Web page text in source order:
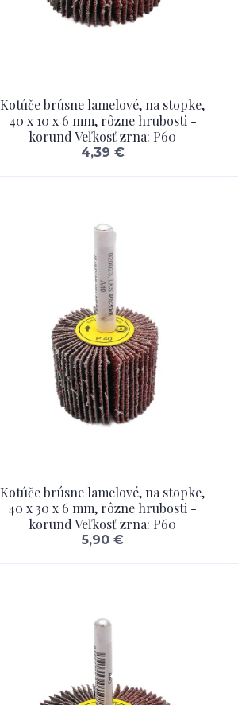
Kotúče brúsne lamelové, na stopke,
40 x 10 x 6 mm, rôzne hrubosti -
korund Veľkosť zrna: P60
4,39 €
Kotúče brúsne lamelové, na stopke,
40 x 30 x 6 mm, rôzne hrubosti -
korund Veľkosť zrna: P60
5,90 €